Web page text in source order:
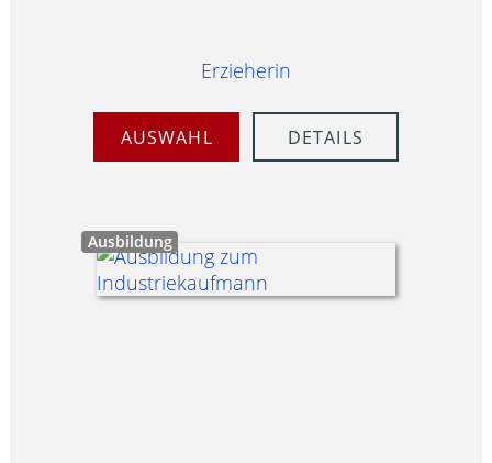
Erzieherin
AUSWAHL DETAILS
Ausbildung